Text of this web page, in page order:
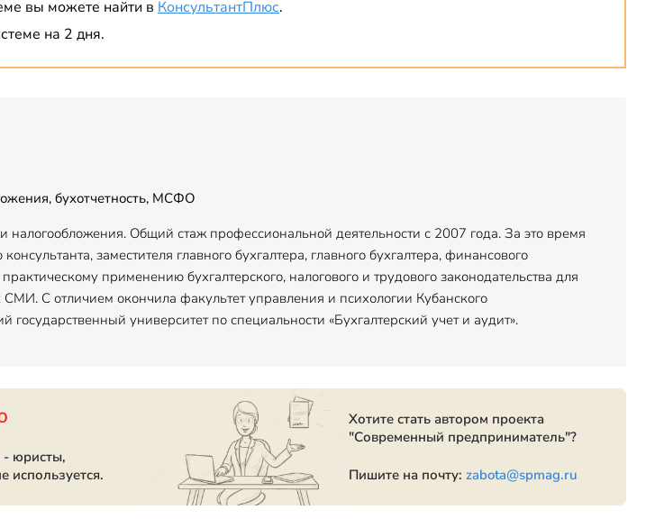
вы можете найти в КонсультантПлюс.
на 2 дня.
бухотчетность, МСФО
налогообложения. Общий стаж профессиональной деятельности с 2007 года. За это время
заместителя главного бухгалтера, главного бухгалтера, финансового
применению бухгалтерского, налогового и трудового законодательства для
С отличием окончила факультет управления и психологии Кубанского
государственный университет по специальности «Бухгалтерский учет и аудит».
- юристы,
используется.
Хотите стать автором проекта
"Современный предприниматель"?
Пишите на почту:zabota@spmag.ru